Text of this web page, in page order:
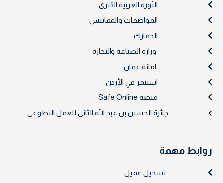
الثورة العربية الكبرى
المواصفات والمقاييس
الجمارك
وزارة الصناعة والتجارة
امانة عمان
استثمر في الأردن
منصة Safe Online
جائزة الحسين بن عبد الله الثاني للعمل التطوعي
روابط مهمة
تسجيل عميل